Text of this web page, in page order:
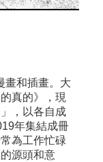
畫和插畫。大
真的》，現
，以各自成
年集結成冊
為工作忙碌
源頭和意